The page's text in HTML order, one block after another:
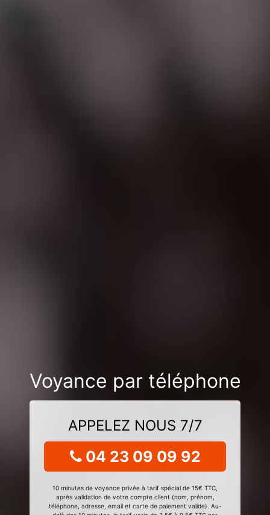
Voyance par téléphone
APPELEZ NOUS 7/7
04 23 09 09 92
10 minutes de voyance privée à tarif spécial de 15€ TTC,
après validation de votre compte client (nom, prénom,
téléphone, adresse, email et carte de paiement valide). Au-